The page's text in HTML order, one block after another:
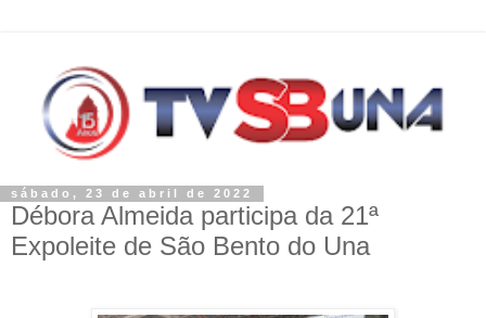
sábado, 23 de abril de 2022
Débora Almeida participa da 21ª
Expoleite de São Bento do Una